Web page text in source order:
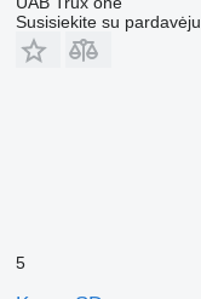
Susisiekite su pardavėju
5